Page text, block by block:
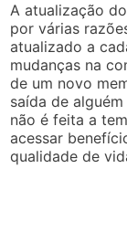
A atualização
por várias
atualizado a
mudanças na
de um novo
saída de
não é feita a
acessar
qualidade de